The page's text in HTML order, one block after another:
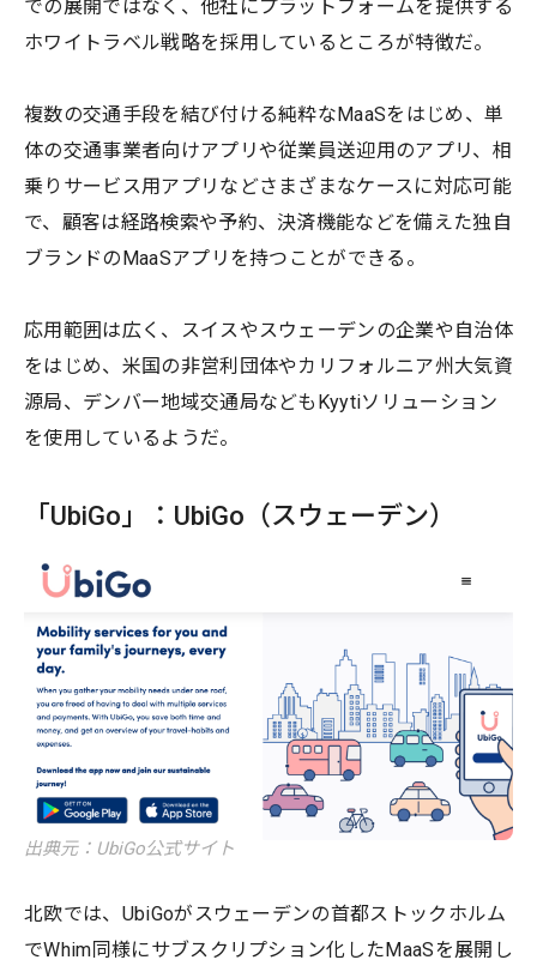
での展開ではなく、他社にプラットフォームを提供する
ホワイトラベル戦略を採用しているところが特徴だ。
複数の交通手段を結び付ける純粋なMaaSをはじめ、単
体の交通事業者向けアプリや従業員送迎用のアプリ、相
乗りサービス用アプリなどさまざまなケースに対応可能
で、顧客は経路検索や予約、決済機能などを備えた独自
ブランドのMaaSアプリを持つことができる。
応用範囲は広く、スイスやスウェーデンの企業や自治体
をはじめ、米国の非営利団体やカリフォルニア州大気資
源局、デンバー地域交通局などもKyytiソリューション
を使用しているようだ。
「UbiGo」：UbiGo（スウェーデン）
出典元：UbiGo公式サイト
北欧では、UbiGoがスウェーデンの首都ストックホルム
でWhim同様にサブスクリプション化したMaaSを展開し